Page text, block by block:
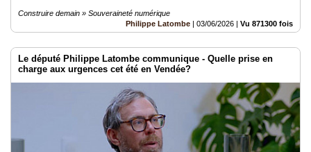
Construire demain » Souveraineté numérique
Philippe Latombe | 03/06/2026 | Vu 871300 fois
Le député Philippe Latombe communique - Quelle prise en
charge aux urgences cet été en Vendée?